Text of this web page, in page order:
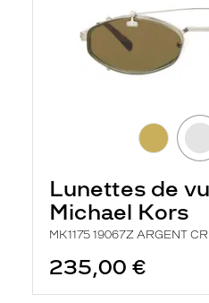
Lunettes de
Michael Kors
MK1175 19067Z ARGENT
235,00 €